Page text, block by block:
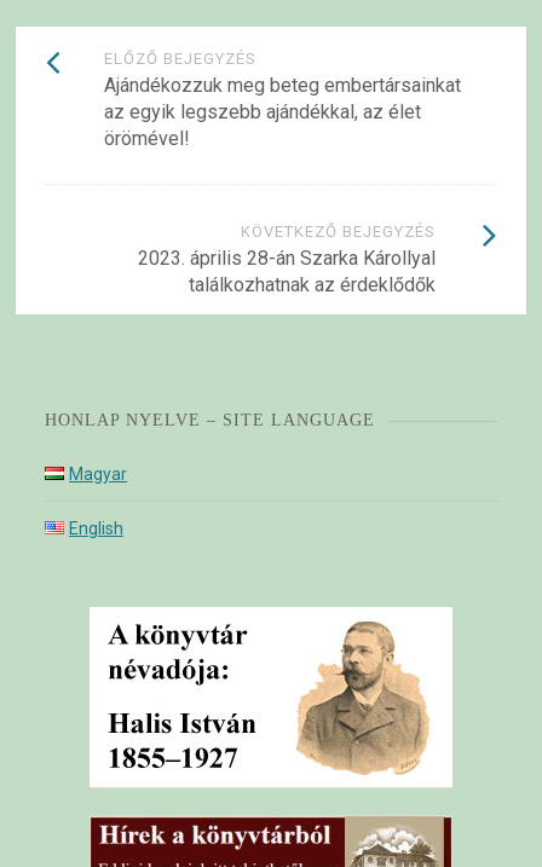
Bejegyzések
navigációja
ELŐZŐ BEJEGYZÉS
Ajándékozzuk meg beteg embertársainkat
az egyik legszebb ajándékkal, az élet
örömével!
KÖVETKEZŐ BEJEGYZÉS
2023. április 28-án Szarka Károllyal
találkozhatnak az érdeklődők
HONLAP NYELVE – SITE LANGUAGE
Magyar
English